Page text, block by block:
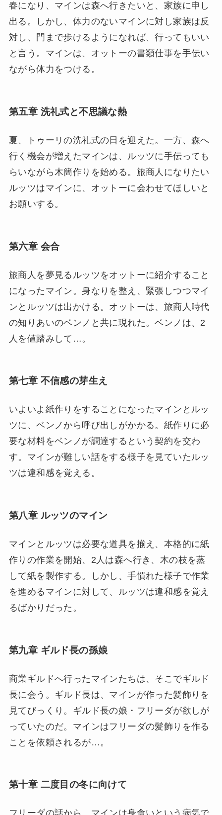
春になり、マインは森へ行きたいと、家族に申し
出る。しかし、体力のないマインに対し家族は反
対し、門まで歩けるようになれば、行ってもいい
と言う。マインは、オットーの書類仕事を手伝い
ながら体力をつける。
第五章 洗礼式と不思議な熱
夏、トゥーリの洗礼式の日を迎えた。一方、森へ
行く機会が増えたマインは、ルッツに手伝っても
らいながら木簡作りを始める。旅商人になりたい
ルッツはマインに、オットーに会わせてほしいと
お願いする。
第六章 会合
旅商人を夢見るルッツをオットーに紹介すること
になったマイン。身なりを整え、緊張しつつマイ
ンとルッツは出かける。オットーは、旅商人時代
の知りあいのベンノと共に現れた。ベンノは、2
人を値踏みして…。
第七章 不信感の芽生え
いよいよ紙作りをすることになったマインとルッ
ツに、ベンノから呼び出しがかかる。紙作りに必
要な材料をベンノが調達するという契約を交わ
す。マインが難しい話をする様子を見ていたルッ
ツは違和感を覚える。
第八章 ルッツのマイン
マインとルッツは必要な道具を揃え、本格的に紙
作りの作業を開始、2人は森へ行き、木の枝を蒸
して紙を製作する。しかし、手慣れた様子で作業
を進めるマインに対して、ルッツは違和感を覚え
るばかりだった。
第九章 ギルド長の孫娘
商業ギルドへ行ったマインたちは、そこでギルド
長に会う。ギルド長は、マインが作った髪飾りを
見てびっくり。ギルド長の娘・フリーダが欲しが
っていたのだ。マインはフリーダの髪飾りを作る
ことを依頼されるが…。
第十章 二度目の冬に向けて